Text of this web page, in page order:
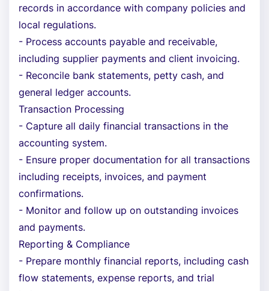
records in accordance with company policies and
local regulations.
- Process accounts payable and receivable,
including supplier payments and client invoicing.
- Reconcile bank statements, petty cash, and
general ledger accounts.
Transaction Processing
- Capture all daily financial transactions in the
accounting system.
- Ensure proper documentation for all transactions
including receipts, invoices, and payment
confirmations.
- Monitor and follow up on outstanding invoices
and payments.
Reporting & Compliance
- Prepare monthly financial reports, including cash
flow statements, expense reports, and trial